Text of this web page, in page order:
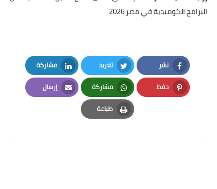
البرامج الكوميدية في مصر 2026
نشر
Facebook
تغريد
Twitter
مشاركة
LinkedIn
حفظ
Pinterest
مشاركة
Whatsapp
إرسال
Email
طباعة
Print